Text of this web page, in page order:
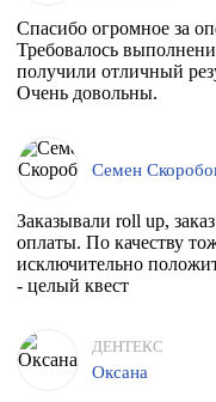
Спасибо огромное за
Требовалось
получили отличный
Очень довольны.
Семен
Заказывали roll up,
оплаты. По качеству
исключительно
- целый квест
ДЕНТЕКС
Оксана